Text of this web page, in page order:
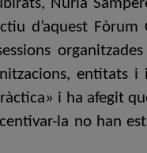
Núria
d’aquest Fòrum
entitats i
i ha afegit
la no han